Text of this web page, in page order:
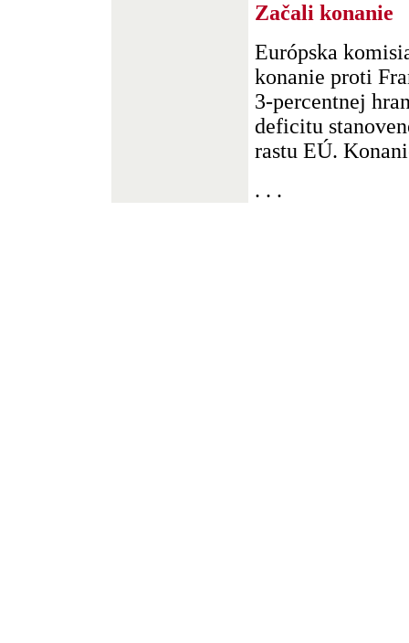
Začali konanie
Európska
konanie proti
3-percentnej
deficitu
rastu EÚ.
. . .